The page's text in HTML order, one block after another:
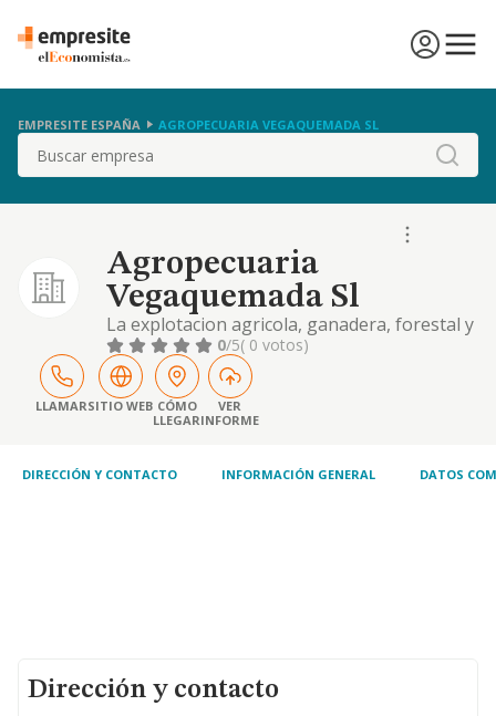
EMPRESITE ESPAÑA AGROPECUARIA VEGAQUEMADA SL
Buscar
Agropecuaria
Vegaquemada Sl
La explotacion agricola, ganadera, forestal y
cinegetica de fincas rusticas propias o ajenas
en regimen de arrendamiento o aparceria. la
explotacion de viveros y semilleros agricolas
y forestales etc.
0/5( 0 votos)
LLAMARSITIO WEB CÓMO
LLEGAR
VER
INFORME
DIRECCIÓN Y CONTACTO INFORMACIÓN GENERAL DATOS
Dirección y contacto